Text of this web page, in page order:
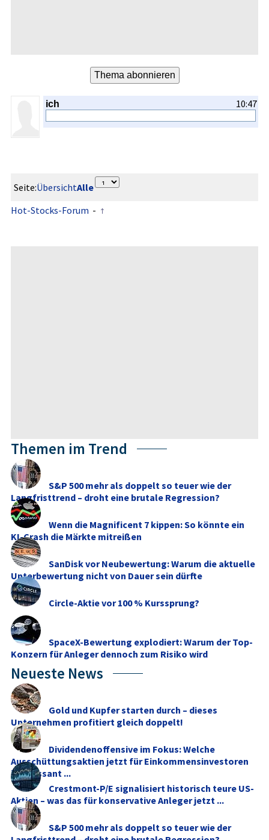
ich 10:47
Seite:ÜbersichtAlle
Hot-Stocks-Forum -
Themen im Trend
S&P 500 mehr als doppelt so teuer wie der
Langfristtrend – droht eine brutale Regression?
Wenn die Magnificent 7 kippen: So könnte ein
KI-Crash die Märkte mitreißen
SanDisk vor Neubewertung: Warum die aktuelle
Unterbewertung nicht von Dauer sein dürfte
Circle-Aktie vor 100 % Kurssprung?
SpaceX-Bewertung explodiert: Warum der Top-
Konzern für Anleger dennoch zum Risiko wird
Neueste News
Gold und Kupfer starten durch – dieses
Unternehmen profitiert gleich doppelt!
Dividendenoffensive im Fokus: Welche
Ausschüttungsaktien jetzt für Einkommensinvestoren
interessant ...
Crestmont-P/E signalisiert historisch teure US-
Aktien – was das für konservative Anleger jetzt ...
S&P 500 mehr als doppelt so teuer wie der